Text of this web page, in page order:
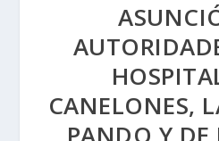
CANELONES,